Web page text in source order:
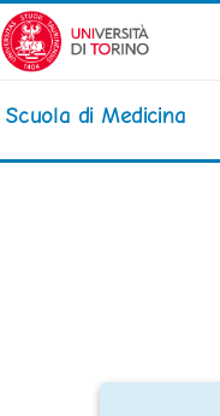
Vai al contenuto principale
Scuola di Medicina